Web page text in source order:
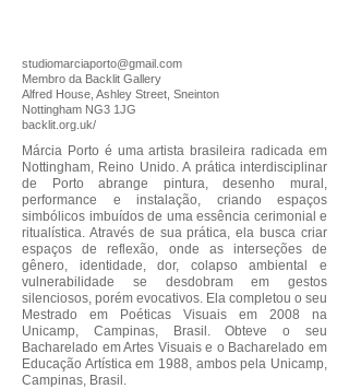
studiomarciaporto@gmail.com
Membro da Backlit Gallery
Alfred House, Ashley Street, Sneinton
Nottingham NG3 1JG
backlit.org.uk/
Márcia Porto é uma artista brasileira radicada em
Nottingham, Reino Unido. A prática interdisciplinar
de Porto abrange pintura, desenho mural,
performance e instalação, criando espaços
simbólicos imbuídos de uma essência cerimonial e
ritualística. Através de sua prática, ela busca criar
espaços de reflexão, onde as interseções de
gênero, identidade, dor, colapso ambiental e
vulnerabilidade se desdobram em gestos
silenciosos, porém evocativos. Ela completou o seu
Mestrado em Poéticas Visuais em 2008 na
Unicamp, Campinas, Brasil. Obteve o seu
Bacharelado em Artes Visuais e o Bacharelado em
Educação Artística em 1988, ambos pela Unicamp,
Campinas, Brasil.